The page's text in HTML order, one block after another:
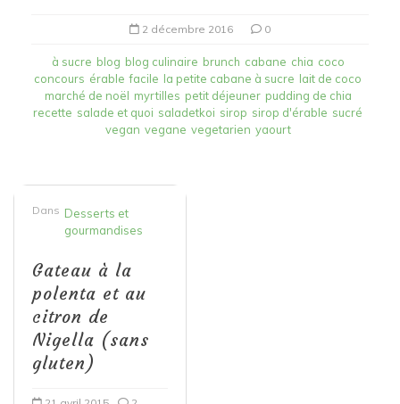
2 décembre 2016 0
à sucre blog blog culinaire brunch cabane chia coco
concours érable facile la petite cabane à sucre lait de coco
marché de noël myrtilles petit déjeuner pudding de chia
recette salade et quoi saladetkoi sirop sirop d'érable sucré
vegan vegane vegetarien yaourt
Dans Desserts et
gourmandises
Gateau à la
polenta et au
citron de
Nigella (sans
gluten)